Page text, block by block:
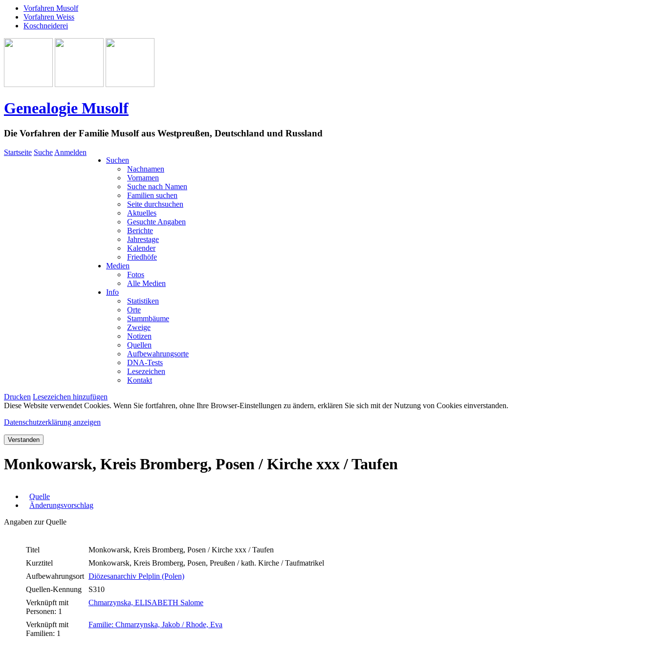
Vorfahren Musolf
Vorfahren Weiss
Koschneiderei
Genealogie Musolf
Die Vorfahren der Familie Musolf aus Westpreußen, Deutschland und Russland
Startseite Suche Anmelden
Suchen
Nachnamen
Vornamen
Suche nach Namen
Familien suchen
Seite durchsuchen
Aktuelles
Gesuchte Angaben
Berichte
Jahrestage
Kalender
Friedhöfe
Medien
Fotos
Alle Medien
Info
Statistiken
Orte
Stammbäume
Zweige
Notizen
Quellen
Aufbewahrungsorte
DNA-Tests
Lesezeichen
Kontakt
Drucken Lesezeichen hinzufügen
Diese Website verwendet Cookies. Wenn Sie fortfahren, ohne Ihre Browser-Einstellungen zu ändern, erklären Sie sich mit der Nutzung von Cookies einverstanden.
Datenschutzerklärung anzeigen
Verstanden
Monkowarsk, Kreis Bromberg, Posen / Kirche xxx / Taufen
Quelle
Änderungsvorschlag
Angaben zur Quelle
Titel
Monkowarsk, Kreis Bromberg, Posen / Kirche xxx / Taufen
Kurztitel
Monkowarsk, Kreis Bromberg, Posen, Preußen / kath. Kirche / Taufmatrikel
Aufbewahrungsort Diözesanarchiv Pelplin (Polen)
Quellen-Kennung
S310
Verknüpft mit
Personen: 1
Chmarzynska, ELISABETH Salome
Verknüpft mit
Familien: 1
Familie: Chmarzynska, Jakob / Rhode, Eva